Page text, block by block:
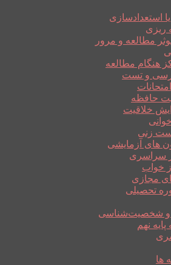
یا استعدادسازی
ریزی
مطالعه و مرور
هنگام مطالعه
و تست
حافظه
خلاقیت
زنی
های آزمایشی
سراسری
خواب
مجازی
تحصیلی
و شخصیت‌شناسی
نهم
ها